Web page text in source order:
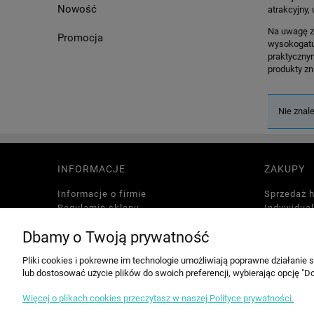
Nowość
Promocja
atrakcyjny,
Na uwagę
produkty
Nie
INFORMACJE
Informacje o firmie
Regulamin sklepu
Polityka prywatności
ZAKUPY
Sprzedaż
Wzory
Sposoby
Dbamy o Twoją prywatność
Pliki cookies i pokrewne im technologie umożliwiają poprawne
lub dostosować użycie plików do swoich preferencji, wybierając opcję
Więcej o plikach cookies przeczytasz w naszej Polityce prywatności.